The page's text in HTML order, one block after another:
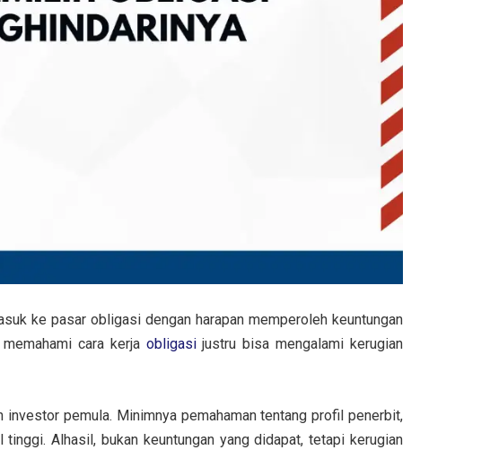
ke pasar obligasi dengan harapan memperoleh keuntungan
cara kerja obligasijustru bisa mengalami kerugian
investor pemula. Minimnya pemahaman tentang profil penerbit,
Alhasil, bukan keuntungan yang didapat, tetapi kerugian